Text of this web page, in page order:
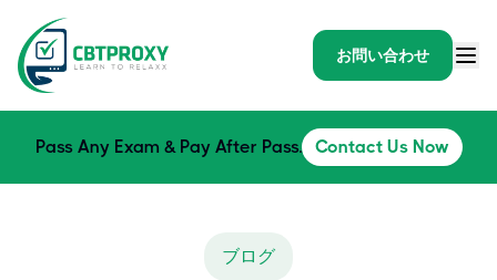
お問い合わせ
Pass Any Exam & Pay After Pass. Contact Us Now
ブログ